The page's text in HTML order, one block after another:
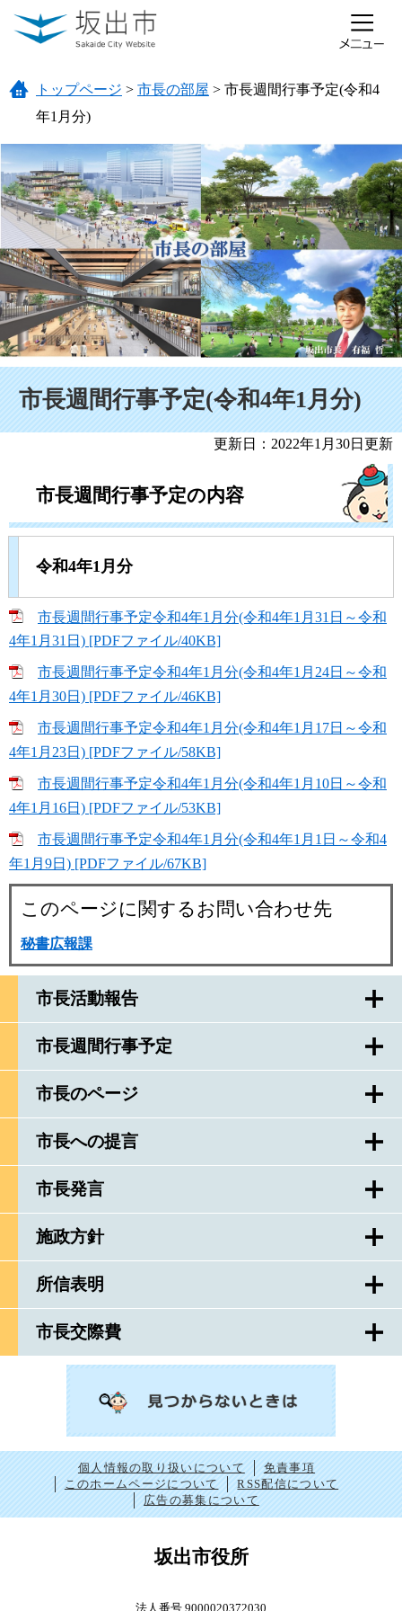
ページの先頭です。
メニューを飛ばして本文へ
トップページ > 市長の部屋 > 市長週間行事予定(令和4
年1月分)
市長活動報告
市長週間行事予定
市長のページ
市長への提言
市長発言
施政方針
所信表明
市長交際費
市長週間行事予定(令和4年1月分)
更新日：2022年1月30日更新
市長週間行事予定の内容
令和4年1月分
市長週間行事予定令和4年1月分(令和4年1月31日～令和
4年1月31日) [PDFファイル/40KB]
市長週間行事予定令和4年1月分(令和4年1月24日～令和
4年1月30日) [PDFファイル/46KB]
市長週間行事予定令和4年1月分(令和4年1月17日～令和
4年1月23日) [PDFファイル/58KB]
市長週間行事予定令和4年1月分(令和4年1月10日～令和
4年1月16日) [PDFファイル/53KB]
市長週間行事予定令和4年1月分(令和4年1月1日～令和4
年1月9日) [PDFファイル/67KB]
このページに関するお問い合わせ先
秘書広報課
個人情報の取り扱いについて
免責事項
このホームページについて
RSS配信について
広告の募集について
坂出市役所
法人番号 9000020372030